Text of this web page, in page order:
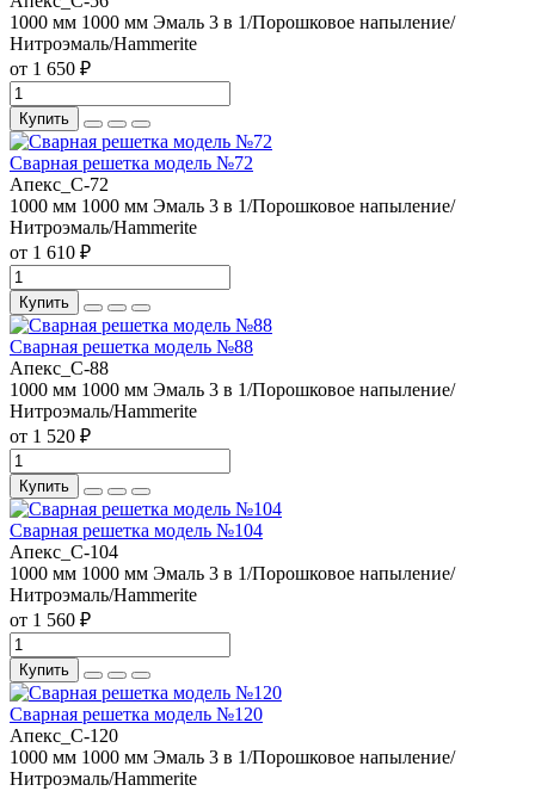
1000 мм 1000 мм Эмаль 3 в 1/Порошковое напыление/
Нитроэмаль/Hammerite
от 1 650 ₽
Купить
Сварная решетка модель №72
Апекс_С-72
1000 мм 1000 мм Эмаль 3 в 1/Порошковое напыление/
Нитроэмаль/Hammerite
от 1 610 ₽
Купить
Сварная решетка модель №88
Апекс_С-88
1000 мм 1000 мм Эмаль 3 в 1/Порошковое напыление/
Нитроэмаль/Hammerite
от 1 520 ₽
Купить
Сварная решетка модель №104
Апекс_С-104
1000 мм 1000 мм Эмаль 3 в 1/Порошковое напыление/
Нитроэмаль/Hammerite
от 1 560 ₽
Купить
Сварная решетка модель №120
Апекс_С-120
1000 мм 1000 мм Эмаль 3 в 1/Порошковое напыление/
Нитроэмаль/Hammerite